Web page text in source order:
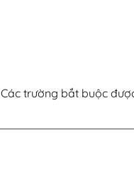
Các trường bắt buộc